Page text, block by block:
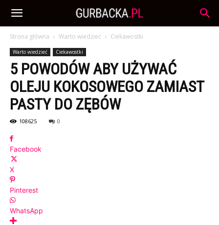
Strona główna Warto wiedzieć Ciekawostki
Warto wiedzieć Ciekawostki
5 POWODÓW ABY UŻYWAĆ
OLEJU KOKOSOWEGO ZAMIAST
PASTY DO ZĘBÓW
108625 0
Facebook
X
Pinterest
WhatsApp